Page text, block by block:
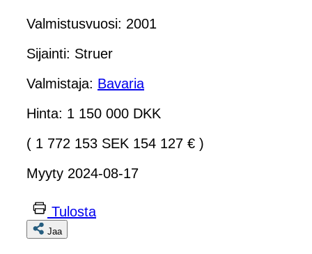
Valmistusvuosi: 2001
Sijainti: Struer
Valmistaja: Bavaria
Hinta: 1 150 000 DKK
( 1 772 153 SEK 154 127 € )
Myyty 2024-08-17
Tulosta
Jaa